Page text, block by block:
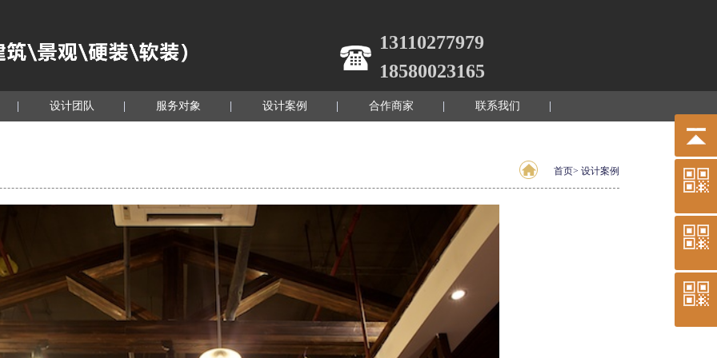
13110277979
18580023165
设计团队 服务对象 设计案例 合作商家 联系我们
首页> 设计案例